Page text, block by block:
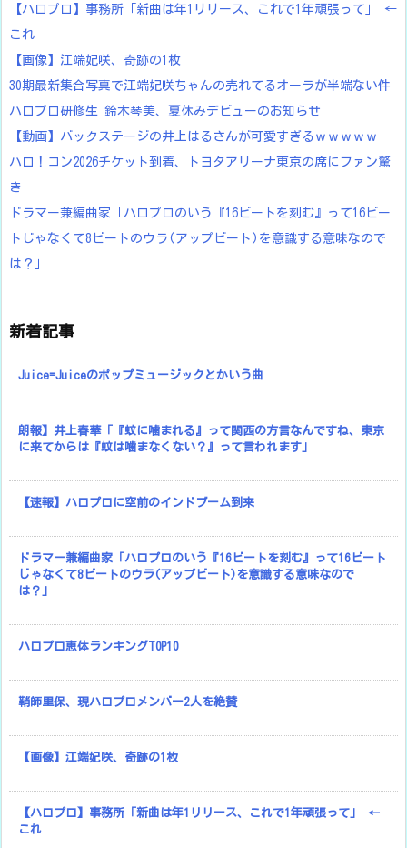
【ハロプロ】事務所「新曲は年1リリース、これで1年頑張って」 ←
これ
【画像】江端妃咲、奇跡の1枚
30期最新集合写真で江端妃咲ちゃんの売れてるオーラが半端ない件
ハロプロ研修生 鈴木琴美、夏休みデビューのお知らせ
【動画】バックステージの井上はるさんが可愛すぎるｗｗｗｗｗ
ハロ！コン2026チケット到着、トヨタアリーナ東京の席にファン驚
き
ドラマー兼編曲家「ハロプロのいう『16ビートを刻む』って16ビー
トじゃなくて8ビートのウラ(アップビート)を意識する意味なので
は？」
新着記事
Juice=Juiceのポップミュージックとかいう曲
朗報】井上春華「『蚊に噛まれる』って関西の方言なんですね、東京
に来てからは『蚊は噛まなくない？』って言われます」
【速報】ハロプロに空前のインドブーム到来
ドラマー兼編曲家「ハロプロのいう『16ビートを刻む』って16ビート
じゃなくて8ビートのウラ(アップビート)を意識する意味なので
は？」
ハロプロ恵体ランキングTOP10
鞘師里保、現ハロプロメンバー2人を絶賛
【画像】江端妃咲、奇跡の1枚
【ハロプロ】事務所「新曲は年1リリース、これで1年頑張って」 ←
これ